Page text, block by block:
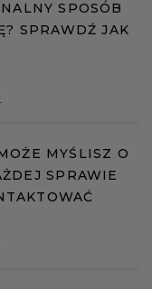
SPOSÓB
SPRAWDŹ JAK
MYŚLISZ O
SPRAWIE